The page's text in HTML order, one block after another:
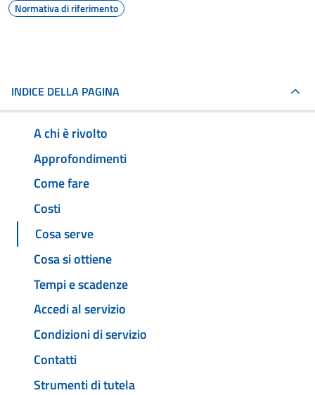
Normativa di riferimento
INDICE DELLA PAGINA
A chi è rivolto
Approfondimenti
Come fare
Costi
Cosa serve
Cosa si ottiene
Tempi e scadenze
Accedi al servizio
Condizioni di servizio
Contatti
Strumenti di tutela